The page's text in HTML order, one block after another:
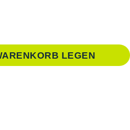
LEGEN